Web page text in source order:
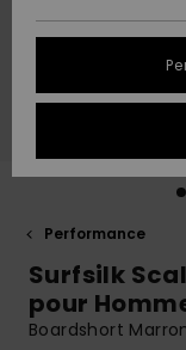
A
A
à
QUIKSILVER
Performance
Surfsilk
pour
Boardshort